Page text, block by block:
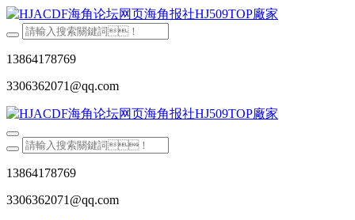
13864178769
3306362071@qq.com
13864178769
3306362071@qq.com